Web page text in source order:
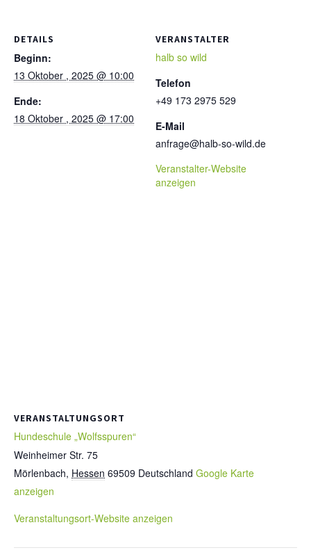
DETAILS
Beginn:
13 Oktober , 2025 @ 10:00
Ende:
18 Oktober , 2025 @ 17:00
VERANSTALTER
halb so wild
Telefon
+49 173 2975 529
E-Mail
anfrage@halb-so-wild.de
Veranstalter-Website
anzeigen
VERANSTALTUNGSORT
Hundeschule „Wolfsspuren“
Weinheimer Str. 75
Mörlenbach, Hessen 69509 Deutschland Google Karte
anzeigen
Veranstaltungsort-Website anzeigen